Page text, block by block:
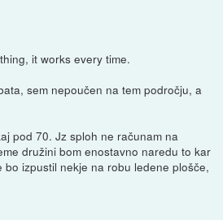
it works every time.
sem nepoučen na tem področju, a
pod 70. Jz sploh ne računam na
družini bom enostavno naredu to kar
bo izpustil nekje na robu ledene plošče,